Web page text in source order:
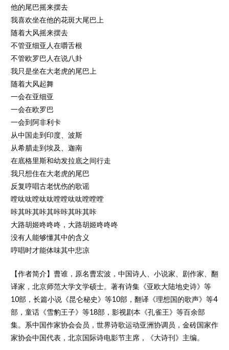
他的尾巴摇来摆去
我喜欢坐在他的花斑大尾巴上
随着大风摇来摆去
不管亚细亚人在嚼舌根
不管欧罗巴人在说八卦
我只是坐在大老虎的尾巴上
随着大风起舞
一会在亚细亚
一会在欧罗巴
一会到阿非利卡
从中国走到印度、波斯
从希腊走到埃及、迦南
在底格里斯和幼发拉底之间行走
我只想住在大老虎的尾巴
反复哼唱古老忧伤的歌谣
嘡呔呔嘡呔呔嘡嘡呔呔嘡嘡嘡
咔其咔其咔其咔咔其咔其咔
大路胡姬咚咚咚，大路胡姬咚咚咚
没有人能够懂其中的含义
哼唱时才能体味其中悲凉
【作者简介】曹谁，原名曹宏波，中国诗人、小说家、剧作家、翻
译家，北京师范大学文学硕士。著有诗集《亚欧大陆地史诗》等
10部，长篇小说《昆仑秘史》等10部，翻译《理想国的歌声》等4
部，童话《雪豹王子》等18部，影视剧本《孔雀王》等百余部
集。系中国作家协会会员，世界诗歌运动亚洲协调员，金砖国家作
家协会中国代表，北京国际诗电影节主席，《大诗刊》主编。